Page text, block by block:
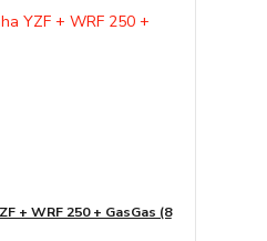
+ WRF 250 + GasGas (8